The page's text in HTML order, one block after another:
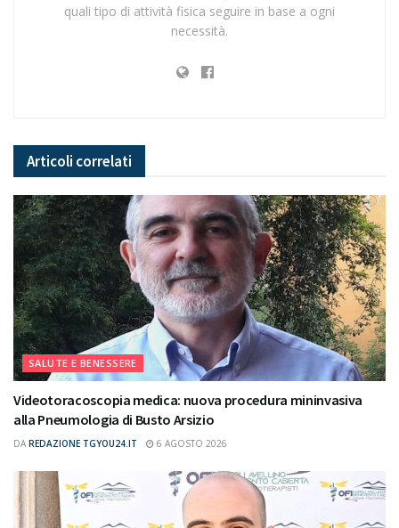
quali tipo di attività fisica seguire in base a ogni
necessità.
Articoli correlati
SALUTE E BENESSERE
Videotoracoscopia medica: nuova procedura mininvasiva
alla Pneumologia di Busto Arsizio
DA REDAZIONE TGYOU24.IT 6 AGOSTO 2026